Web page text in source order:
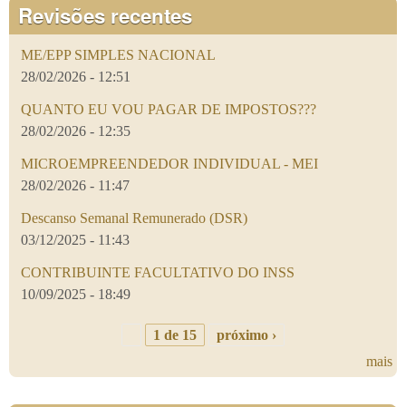
Revisões recentes
ME/EPP SIMPLES NACIONAL
28/02/2026 - 12:51
QUANTO EU VOU PAGAR DE IMPOSTOS???
28/02/2026 - 12:35
MICROEMPREENDEDOR INDIVIDUAL - MEI
28/02/2026 - 11:47
Descanso Semanal Remunerado (DSR)
03/12/2025 - 11:43
CONTRIBUINTE FACULTATIVO DO INSS
10/09/2025 - 18:49
1 de 15
próximo ›
mais